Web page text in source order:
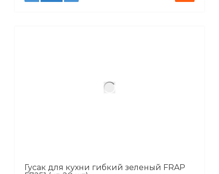
Гусак для кухни гибкий зеленый FRAP